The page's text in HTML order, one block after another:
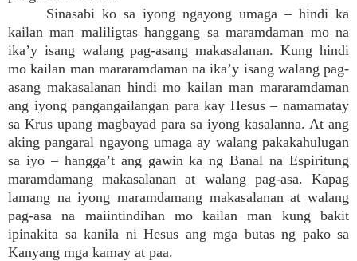
Sinasabi ko sa iyong ngayong umaga – hindi ka
kailan man maliligtas hanggang sa maramdaman mo na
ika’y isang walang pag-asang makasalanan. Kung hindi
mo kailan man mararamdaman na ika’y isang walang pag-
asang makasalanan hindi mo kailan man mararamdaman
ang iyong pangangailangan para kay Hesus – namamatay
sa Krus upang magbayad para sa iyong kasalanna. At ang
aking pangaral ngayong umaga ay walang pakakahulugan
sa iyo – hangga’t ang gawin ka ng Banal na Espiritung
maramdamang makasalanan at walang pag-asa. Kapag
lamang na iyong maramdamang makasalanan at walang
pag-asa na maiintindihan mo kailan man kung bakit
ipinakita sa kanila ni Hesus ang mga butas ng pako sa
Kanyang mga kamay at paa.